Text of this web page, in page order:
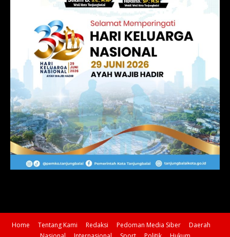
Home Tentang Kami Redaksi Pedoman Media Siber
Daerah